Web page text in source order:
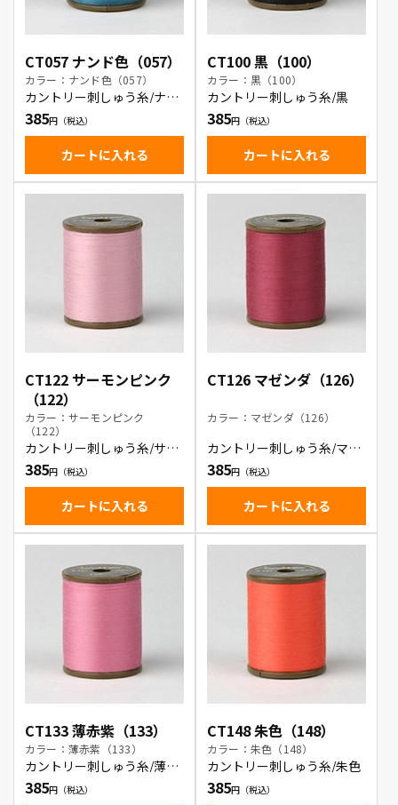
CT057 ナンド色（057）
カラー：ナンド色（057）
カントリー刺しゅう糸/ナン
ド色
385
カートに入れる
CT100 黒（100）
カラー：黒（100）
カントリー刺しゅう糸/黒
385
カートに入れる
CT122 サーモンピンク
（122）
カラー：サーモンピンク
（122）
カントリー刺しゅう糸/サー
モンピンク
385
カートに入れる
CT126 マゼンダ（126）
カラー：マゼンダ（126）
カントリー刺しゅう糸/マゼ
ンダ
385
カートに入れる
CT133 薄赤紫（133）
カラー：薄赤紫（133）
カントリー刺しゅう糸/薄赤
紫
385
CT148 朱色（148）
カラー：朱色（148）
カントリー刺しゅう糸/朱色
385